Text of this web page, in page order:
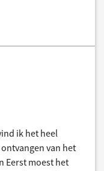
ik het heel
van het
Eerst moest het